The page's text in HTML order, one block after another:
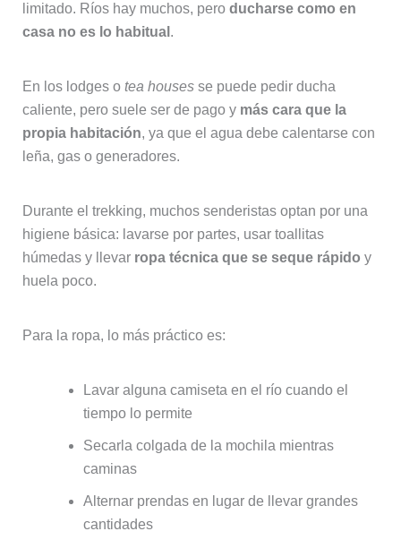
limitado. Ríos hay muchos, pero ducharse como en
casa no es lo habitual .
En los lodges o tea housesse puede pedir ducha
caliente, pero suele ser de pago y más cara que la
propia habitación, ya que el agua debe calentarse con
leña, gas o generadores.
Durante el trekking, muchos senderistas optan por una
higiene básica: lavarse por partes, usar toallitas
húmedas y llevar ropa técnica que se seque rápido y
huela poco.
Para la ropa, lo más práctico es:
Lavar alguna camiseta en el río cuando el
tiempo lo permite
Secarla colgada de la mochila mientras
caminas
Alternar prendas en lugar de llevar grandes
cantidades